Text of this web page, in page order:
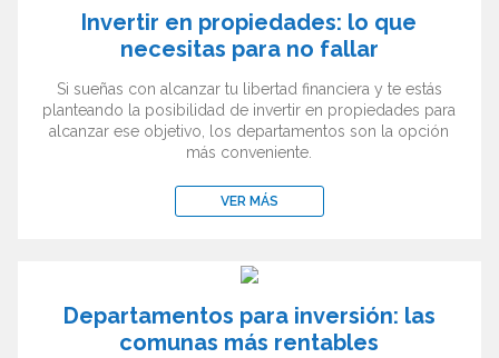
Invertir en propiedades: lo que
necesitas para no fallar
Si sueñas con alcanzar tu libertad financiera y te estás
planteando la posibilidad de invertir en propiedades para
alcanzar ese objetivo, los departamentos son la opción
más conveniente.
VER MÁS
Departamentos para inversión: las
comunas más rentables